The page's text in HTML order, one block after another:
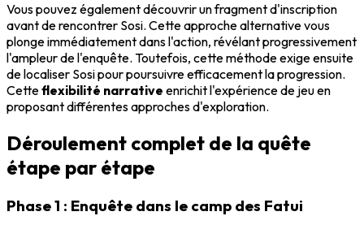
Vous pouvez également découvrir un fragment d'inscription
avant de rencontrer Sosi. Cette approche alternative vous
plonge immédiatement dans l'action, révélant progressivement
l'ampleur de l'enquête. Toutefois, cette méthode exige ensuite
de localiser Sosi pour poursuivre efficacement la progression.
Cetteflexibilité narrative enrichit l'expérience de jeu en
proposant différentes approches d'exploration.
Déroulement complet de la quête
étape par étape
Phase 1 : Enquête dans le camp des Fatui